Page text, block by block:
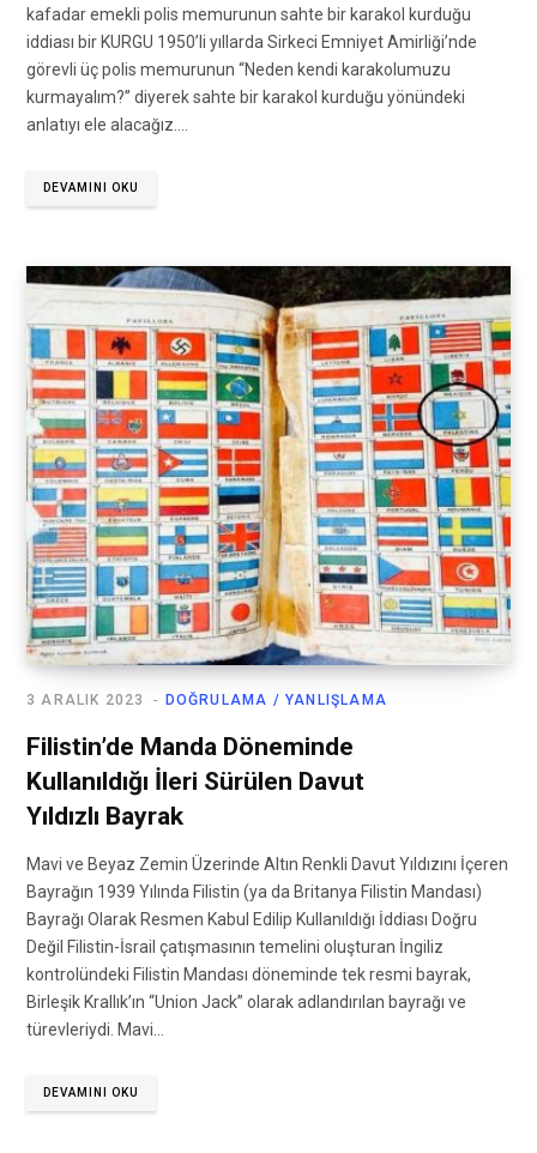
kafadar emekli polis memurunun sahte bir karakol kurduğu
iddiası bir KURGU 1950’li yıllarda Sirkeci Emniyet Amirliği’nde
görevli üç polis memurunun “Neden kendi karakolumuzu
kurmayalım?” diyerek sahte bir karakol kurduğu yönündeki
anlatıyı ele alacağız.…
DEVAMINI OKU
DOĞRULAMA / YANLIŞLAMA
3 ARALIK 2023
Filistin’de Manda Döneminde
Kullanıldığı İleri Sürülen Davut
Yıldızlı Bayrak
Mavi ve Beyaz Zemin Üzerinde Altın Renkli Davut Yıldızını İçeren
Bayrağın 1939 Yılında Filistin (ya da Britanya Filistin Mandası)
Bayrağı Olarak Resmen Kabul Edilip Kullanıldığı İddiası Doğru
Değil Filistin-İsrail çatışmasının temelini oluşturan İngiliz
kontrolündeki Filistin Mandası döneminde tek resmi bayrak,
Birleşik Krallık’ın “Union Jack” olarak adlandırılan bayrağı ve
türevleriydi. Mavi…
DEVAMINI OKU